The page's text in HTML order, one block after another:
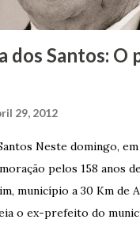
dos Santos: O
29, 2012
Neste domingo,
pelos 158 anos
município a 30 Km de
o ex-prefeito do